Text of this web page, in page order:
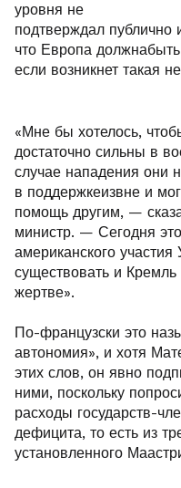
уровня не
подтверждал публично
что Европа
если возникнет такая
«Мне бы хотелось,
достаточно сильны в
случае нападения они
в поддержкеизвне и
помощь другим, —
министр. — Сегодня
американского
существовать и
жертве».
По-французски это
автономия», и хотя
этих слов, он явно
ними, поскольку
расходы государств-
дефицита, то есть из
установленного